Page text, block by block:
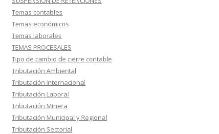
Temas contables
Temas económicos
Temas laborales
TEMAS PROCESALES
Tipo de cambio de cierre contable
Tributación Ambiental
Tributación Internacional
Tributación Laboral
Tributación Minera
Tributación Municipal y Regional
Tributación Sectorial